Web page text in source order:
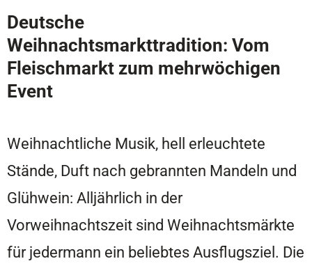
Deutsche
Weihnachtsmarkttradition: Vom
Fleischmarkt zum mehrwöchigen
Event
Weihnachtliche Musik, hell erleuchtete
Stände, Duft nach gebrannten Mandeln und
Glühwein: Alljährlich in der
Vorweihnachtszeit sind Weihnachtsmärkte
für jedermann ein beliebtes Ausflugsziel. Die